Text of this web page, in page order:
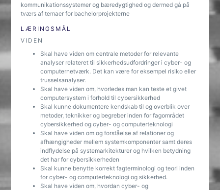
kommunikationssystemer og bæredygtighed og dermed gå på
tværs af temaer for bachelorprojekterne
LÆRINGSMÅL
VIDEN
Skal have viden om centrale metoder for relevante
analyser relateret til sikkerhedsudfordringer i cyber- og
computernetværk. Det kan være for eksempel risiko eller
trusselsanalyser.
Skal have viden om, hvorledes man kan teste et givet
computersystem i forhold til cybersikkerhed
Skal kunne dokumentere kendskab til og overblik over
metoder, teknikker og begreber inden for fagområdet
cybersikkerhed og cyber- og computerteknologi
Skal have viden om og forståelse af relationer og
afhængigheder mellem systemkomponenter samt deres
indflydelse på systemarkitekturer og hvilken betydning
det har for cybersikkerheden
Skal kunne benytte korrekt fagterminologi og teori inden
for cyber- og computerteknologi og sikkerhed.
Skal have viden om, hvordan cyber- og